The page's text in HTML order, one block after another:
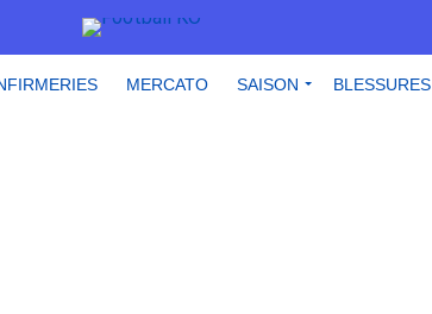
MERCATO SAISON BLESSURES